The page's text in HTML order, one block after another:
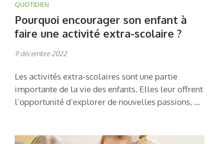
QUOTIDIEN
Pourquoi encourager son enfant à
faire une activité extra-scolaire ?
9 décembre 2022
Les activités extra-scolaires sont une partie
importante de la vie des enfants. Elles leur offrent
l’opportunité d’explorer de nouvelles passions, …